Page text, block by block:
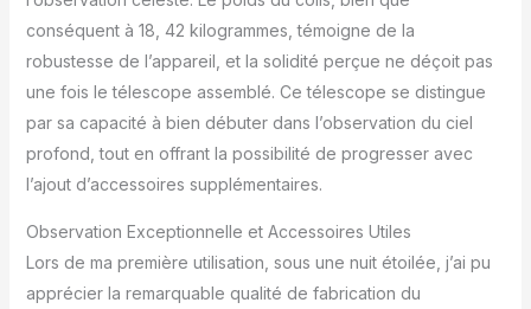
le télescope HSL 150EQ.
Dévoilez les merveilles
de l'univers avec triple
grossissement : 25 mm
+ objectif 3x = 90x, 20
mm + objectif 3x = 112,5
345x. La précision
prospère grâce au
rouges, permettant un
suivi fluide pour un
conséquent à 18, 42 kilogrammes, témoigne de la
robustesse de l’appareil, et la solidité perçue ne déçoit pas
une fois le télescope assemblé. Ce télescope se distingue
par sa capacité à bien débuter dans l’observation du ciel
profond, tout en offrant la possibilité de progresser avec
l’ajout d’accessoires supplémentaires.
Observation Exceptionnelle et Accessoires Utiles
Lors de ma première utilisation, sous une nuit étoilée, j’ai pu
apprécier la remarquable qualité de fabrication du